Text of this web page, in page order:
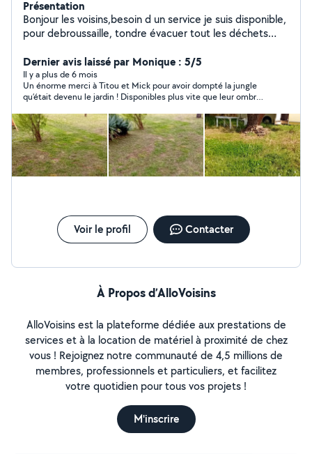
Présentation
Bonjour les voisins,besoin d un service je suis disponible,
pour debroussaille, tondre évacuer tout les déchets
Dernier avis laissé par Monique : 5/5
Il y a plus de 6 mois
Un énorme merci à Titou et Mick pour avoir dompté la jungle
qu’était devenu le jardin ! Disponibles plus vite que leur ombre,
adorables… Franchement, si le jardin pouvait parler, il leur dirait
merci aussi. Équipe de choc, à recommander sans modération !
Voir le profil Contacter
À Propos d’AlloVoisins
AlloVoisins est la plateforme dédiée aux prestations de
services et à la location de matériel à proximité de chez
vous ! Rejoignez notre communauté de 4,5 millions de
membres, professionnels et particuliers, et facilitez
votre quotidien pour tous vos projets !
M'inscrire